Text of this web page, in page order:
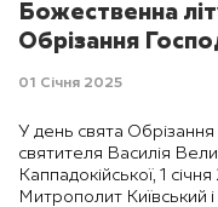
Божественна
Обрізання
01 Січня 2025
У день свята Обрізання
святителя Василія
Каппадокійської, 1
Митрополит Київський і